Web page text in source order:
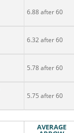
6.88 after 60
6.32 after 60
5.78 after 60
5.75 after 60
AVERAGE